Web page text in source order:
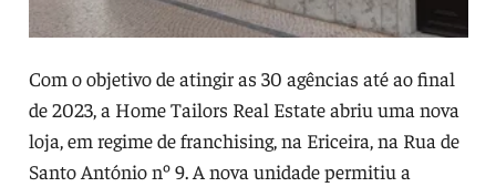
Com o objetivo de atingir as 30 agências até ao final
de 2023, a Home Tailors Real Estate abriu uma nova
loja, em regime de franchising, na Ericeira, na Rua de
Santo António nº 9. A nova unidade permitiu a